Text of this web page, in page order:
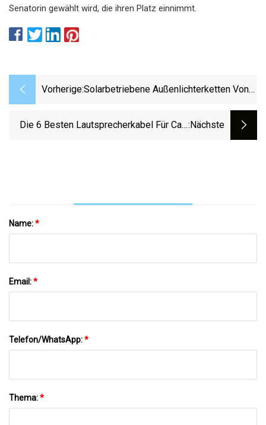
Senatorin gewählt wird, die ihren Platz einnimmt.
Vorherige:Solarbetriebene Außenlichterketten Von
Die 6 Besten Lautsprecherkabel Für Car-:nächste
Name:*
Email:*
Telefon/WhatsApp:*
Thema:*